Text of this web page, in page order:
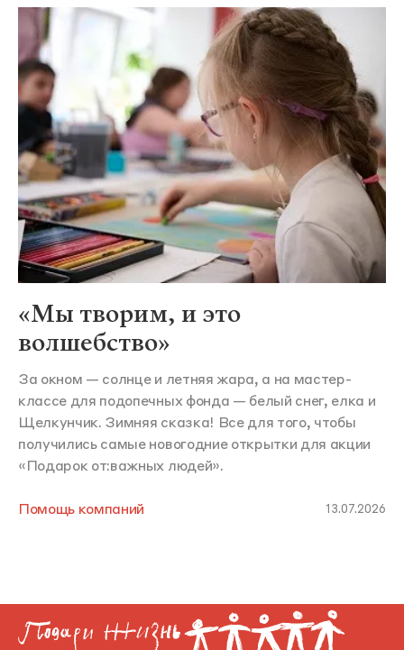
«Мы творим, и это
волшебство»
За окном — солнце и летняя жара, а на мастер-
классе для подопечных фонда — белый снег, елка и
Щелкунчик. Зимняя сказка! Все для того, чтобы
получились самые новогодние открытки для акции
«Подарок от:важных людей».
Помощь компаний 13.07.2026